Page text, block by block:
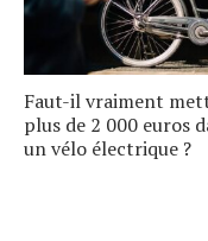
Faut-il vraiment
plus de 2 000 euros
un vélo électrique ?